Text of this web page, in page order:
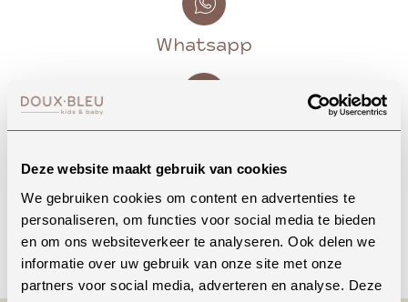
Deze website maakt gebruik van cookies
We gebruiken cookies om content en advertenties te
personaliseren, om functies voor social media te bieden
en om ons websiteverkeer te analyseren. Ook delen we
informatie over uw gebruik van onze site met onze
partners voor social media, adverteren en analyse. Deze
Whatsapp
Onze winkel in Uden
Bellen